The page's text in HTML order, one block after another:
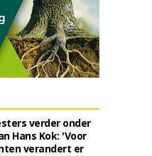
verder onder
Hans Kok: 'Voor
verandert er